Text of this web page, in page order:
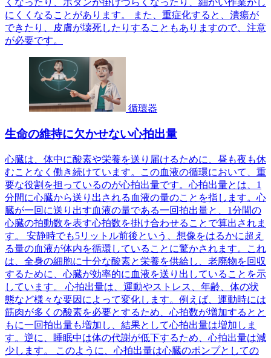
にくくなることがあります。 また、重症化すると、潰瘍が
できたり、皮膚が壊死したりすることもありますので、注意
が必要です。
循環器
生命の維持に欠かせない心拍出量
心臓は、体中に酸素や栄養を送り届けるために、昼も夜も休
むことなく働き続けています。この血液の循環において、重
要な役割を担っているのが心拍出量です。心拍出量とは、1
分間に心臓から送り出される血液の量のことを指します。心
臓が一回に送り出す血液の量である一回拍出量と、1分間の
心臓の拍動数を表す心拍数を掛け合わせることで算出されま
す。 安静時でも5リットル前後という、想像をはるかに超え
る量の血液が体内を循環していることに驚かされます。これ
は、全身の細胞に十分な酸素と栄養を供給し、老廃物を回収
するために、心臓が効率的に血液を送り出していることを示
しています。 心拍出量は、運動やストレス、年齢、体の状
態など様々な要因によって変化します。例えば、運動時には
筋肉が多くの酸素を必要とするため、心拍数が増加するとと
もに一回拍出量も増加し、結果として心拍出量は増加しま
す。逆に、睡眠中は体の代謝が低下するため、心拍出量は減
少します。 このように、心拍出量は心臓のポンプとしての